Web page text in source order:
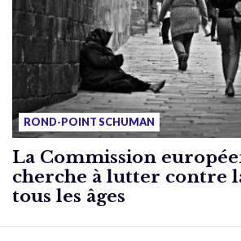
ROND-POINT SCHUMAN
La Commission
cherche à lutter contre
tous les âges